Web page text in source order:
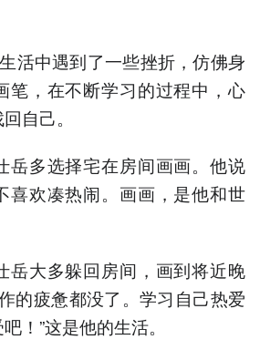
活中遇到了一些挫折，仿佛身
笔，在不断学习的过程中，心
自己。
岳多选择宅在房间画画。他说
喜欢凑热闹。画画，是他和世
岳大多躲回房间，画到将近晚
的疲惫都没了。学习自己热爱
！”这是他的生活。